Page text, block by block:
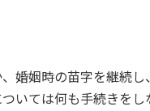
婚姻時の苗字を継続し
いては何も手続きをし